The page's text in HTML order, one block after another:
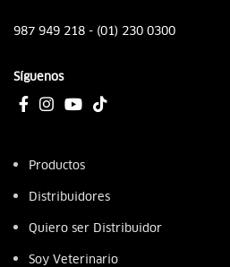
987 949 218 - (01) 230 0300
Síguenos
Productos
Distribuidores
Quiero ser Distribuidor
Soy Veterinario